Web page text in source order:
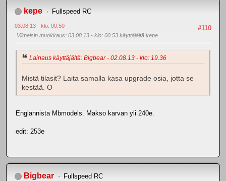
kepe Fullspeed RC
#110
03.08.13 - klo: 00.50
Viimeisin muokkaus: 03.08.13 - klo: 00.53 käyttäjältä kepe
Lainaus käyttäjältä: Bigbear - 02.08.13 - klo: 19.36
Mistä tilasit? Laita samalla kasa upgrade osia, jotta se
kestää. O
Englannista Mbmodels. Makso karvan yli 240e.
edit: 253e
Bigbear Fullspeed RC